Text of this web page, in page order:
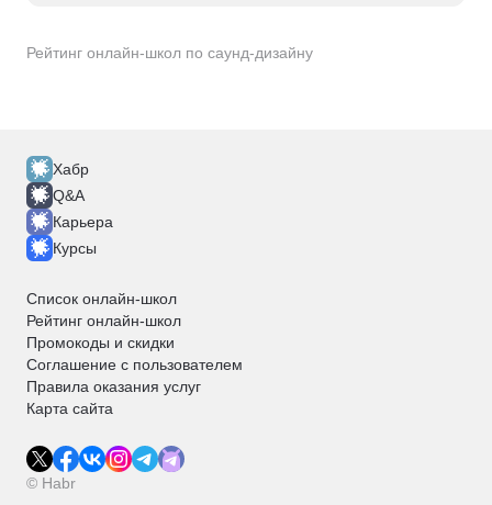
Рейтинг онлайн-школ по саунд-дизайну
Хабр
Q&A
Карьера
Курсы
Список онлайн-школ
Рейтинг онлайн-школ
Промокоды и скидки
Соглашение с пользователем
Правила оказания услуг
Карта сайта
© Habr